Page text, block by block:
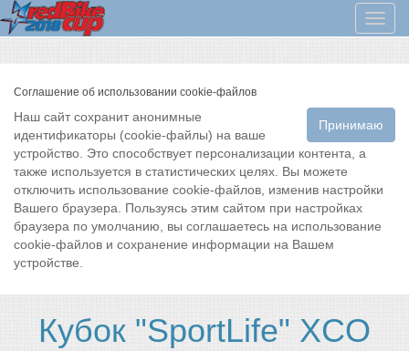
Меню
Соглашение об использовании cookie-файлов
Принимаю
Наш сайт сохранит анонимные
идентификаторы (cookie-файлы) на ваше
устройство. Это способствует персонализации контента, а
также используется в статистических целях. Вы можете
отключить использование cookie-файлов, изменив настройки
Вашего браузера. Пользуясь этим сайтом при настройках
браузера по умолчанию, вы соглашаетесь на использование
cookie-файлов и сохранение информации на Вашем
устройстве.
Кубок "SportLife" XCO